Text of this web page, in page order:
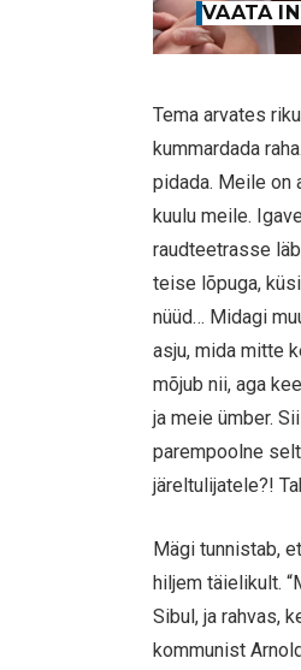
VAATA
Tema arvates
kummardada
pidada. Meile on
kuulu meile.
raudteetrasse
teise lõpuga,
nüüd… Midagi
asju, mida mitte
mõjub nii, aga
ja meie ümber.
parempoolne
järeltulijatele?!
Mägi tunnistab,
hiljem täielikult.
Sibul, ja rahvas,
kommunist